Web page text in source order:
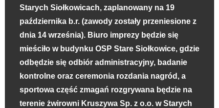
Starych Siołkowicach, zaplanowany na 19
października b.r. (zawody zostały przeniesione z
dnia 14 września). Biuro imprezy będzie się
mieściło w budynku OSP Stare Siołkowice, gdzie
odbędzie się odbiór administracyjny, badanie
kontrolne oraz ceremonia rozdania nagród, a
sportowa część zmagań rozgrywana będzie na
terenie żwirowni Kruszywa Sp. z o.o. w Starych